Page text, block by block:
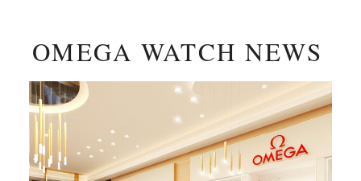
OMEGA WATCH NEWS